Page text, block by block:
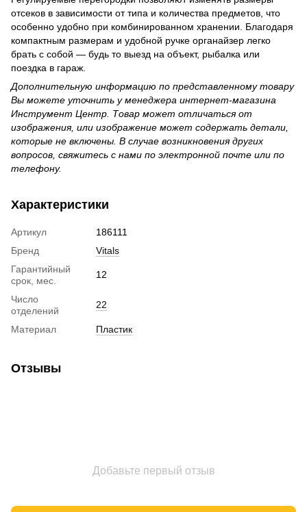
отсеков в зависимости от типа и количества предметов, что
особенно удобно при комбинированном хранении. Благодаря
компактным размерам и удобной ручке органайзер легко
брать с собой — будь то выезд на объект, рыбалка или
поездка в гараж.
Дополнительную информацию по представленному товару
Вы можете уточнить у менеджера интернет-магазина
Инструмент Центр. Товар может отличаться от
изображения, или изображение может содержать детали,
которые не включены. В случае возникновения других
вопросов, свяжитесь с нами по электронной почте или по
телефону.
Характеристики
Артикул
186111
Бренд
Vitals
Гарантийный
срок, мес.
12
Число
отделений
22
Материал Пластик
Отзывы
Добавьте первый отзыв